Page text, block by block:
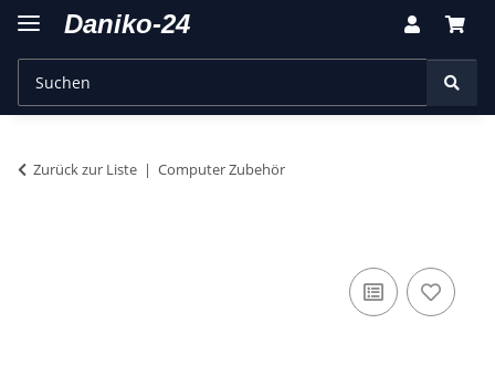
Zurück zur Liste Computer Zubehör